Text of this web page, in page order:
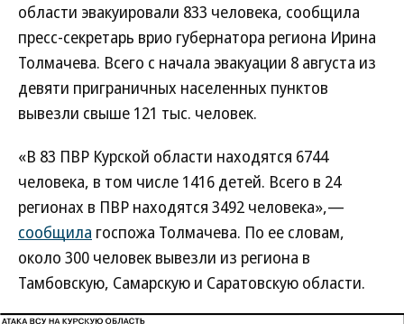
области эвакуировали 833 человека, сообщила
пресс-секретарь врио губернатора региона Ирина
Толмачева. Всего с начала эвакуации 8 августа из
девяти приграничных населенных пунктов
вывезли свыше 121 тыс. человек.
«В 83 ПВР Курской области находятся 6744
человека, в том числе 1416 детей. Всего в 24
регионах в ПВР находятся 3492 человека»,—
сообщила госпожа Толмачева. По ее словам,
около 300 человек вывезли из региона в
Тамбовскую, Самарскую и Саратовскую области.